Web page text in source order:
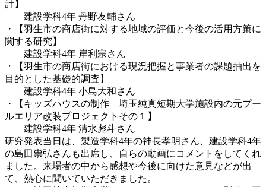
計】
建設学科4年 丹野友輔さん
・【羽生市の商店街に対する地域の評価と今後の活用方策に
関する研究】
建設学科4年 岸利宗さん
・【羽生市の商店街における現況把握と事業者の課題抽出を
目的とした基礎的調査】
建設学科4年 小島大和さん
・【キッズハウスの制作 埼玉純真短期大学施設内の元プー
ルエリア改装プロジェクトその１】
建設学科4年 清水彪斗さん
研究発表当日は、製造学科4年の神長孝明さん、建設学科4年
の島田祟弘さんも出席し、自らの動画にコメントをしてくれ
ました。来場者の中から感想や今後に向けた意見などが出
て、熱心に聞いていただきました。